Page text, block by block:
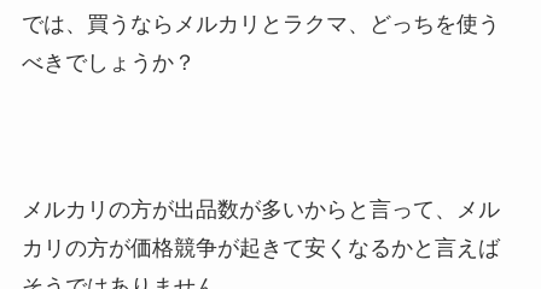
では、買うならメルカリとラクマ、どっちを使う
べきでしょうか？
メルカリの方が出品数が多いからと言って、メル
カリの方が価格競争が起きて安くなるかと言えば